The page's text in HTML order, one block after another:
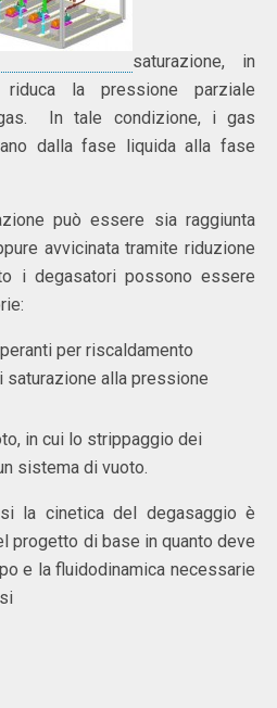
saturazione, in
la pressione parziale
In tale condizione, i gas
dalla fase liquida alla fase
può essere sia raggiunta
avvicinata tramite riduzione
i degasatori possono essere
per riscaldamento
alla pressione
in cui lo strippaggio dei
sistema di vuoto.
la cinetica del degasaggio è
progetto di base in quanto deve
e la fluidodinamica necessarie